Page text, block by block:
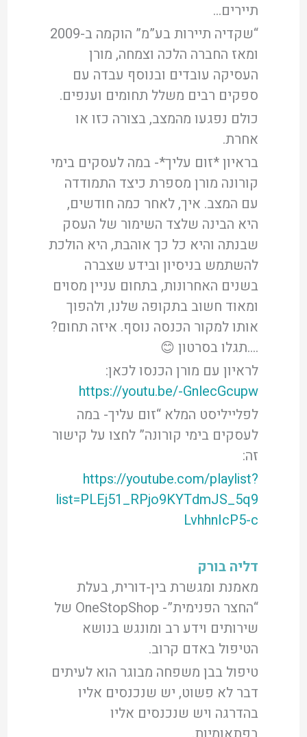
תיירים…
“שקדיה תיירות בע”מ” הוקמה ב-2009
ומאז החברה הלכה וצמחה, מורן
העסיקה עובדים ובנוסף עבדה עם
ספקים רבים משלל תחומים וענפים.
כולם נפגעו מהמצב, בצורה כזו או
אחרת.
בראיון *זום עליך*- במה לעסקים בימי
קורונה מורן מספרת כיצד התמודדה
עם המצב. איך, לאחר כמה חודשים,
היא הבינה שלצד השימור של העסק
שבנתה והיא כל כך אוהבת, היא הולכת
להשתמש בניסיון ובידע שצברה
בשנים האחרונות, בתחום עניין מסוים
ומאוד חשוב בתקופה שלנו, ולהפוך
אותו למקור הכנסה נוסף. איזה תחום?
….תגלו בסרטון 😊
לראיון עם מורן הכנסו לכאן:
https://youtu.be/-GnlecGcupw
לפלייליסט המלא “זום עליך- במה
לעסקים בימי קורונה” לחצו על קישור
זה:
https://youtube.com/playlist?
list=PLEj51_RPjo9KYTdmJS_5q9
LvhhnIcP5-c
דליה בורק
מאמנת ומגשרת בין-דורית, בעלת
“החצר הפנימית”- OneStopShop של
שירותים וידע רב ומונגש בנושא
הטיפול באדם קרוב.
טיפול בבן משפחה מבוגר הוא לעיתים
דבר לא פשוט, יש שנכנסים אליו
בהדרגה ויש שנכנסים אליו